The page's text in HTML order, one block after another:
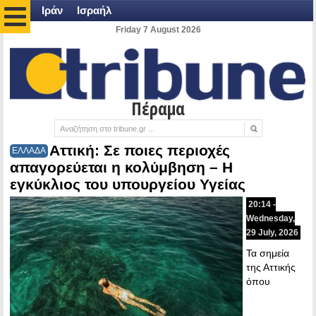
Ιράν Ισραήλ
Friday 7 August 2026
Πέραμα
ΕΛΛΑΔΑ Αττική: Σε ποιες περιοχές
απαγορεύεται η κολύμβηση – Η
εγκύκλιος του υπουργείου Υγείας
20:14 -
Wednesday,
29 July, 2026
Τα σημεία
της Αττικής
όπου